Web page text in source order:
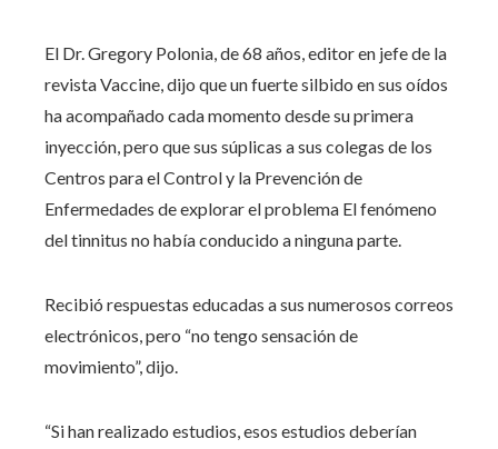
El Dr. Gregory Polonia, de 68 años, editor en jefe de la
revista Vaccine, dijo que un fuerte silbido en sus oídos
ha acompañado cada momento desde su primera
inyección, pero que sus súplicas a sus colegas de los
Centros para el Control y la Prevención de
Enfermedades de explorar el problema El fenómeno
del tinnitus no había conducido a ninguna parte.
Recibió respuestas educadas a sus numerosos correos
electrónicos, pero “no tengo sensación de
movimiento”, dijo.
“Si han realizado estudios, esos estudios deberían